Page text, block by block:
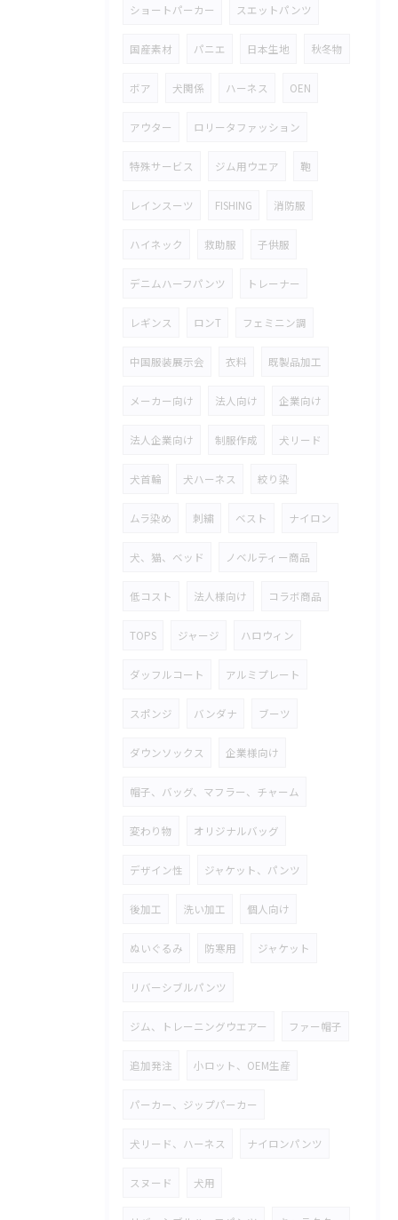
ショートパーカー スエットパンツ
国産素材 パニエ 日本生地 秋冬物
ボア 犬関係 ハーネス OEN
アウター ロリータファッション
特殊サービス ジム用ウエア 鞄
レインスーツ FISHING 消防服
ハイネック 救助服 子供服
デニムハーフパンツ トレーナー
レギンス ロンT フェミニン調
中国服装展示会 衣料 既製品加工
メーカー向け 法人向け 企業向け
法人企業向け 制服作成 犬リード
犬首輪 犬ハーネス 絞り染
ムラ染め 刺繍 ベスト ナイロン
犬、猫、ベッド ノベルティー商品
低コスト 法人様向け コラボ商品
TOPS ジャージ ハロウィン
ダッフルコート アルミプレート
スポンジ バンダナ ブーツ
ダウンソックス 企業様向け
帽子、バッグ、マフラー、チャーム
変わり物 オリジナルバッグ
デザイン性 ジャケット、パンツ
後加工 洗い加工 個人向け
ぬいぐるみ 防寒用 ジャケット
リバーシブルパンツ
ジム、トレーニングウエアー ファー帽子
追加発注 小ロット、OEM生産
パーカー、ジップパーカー
犬リード、ハーネス ナイロンパンツ
スヌード 犬用